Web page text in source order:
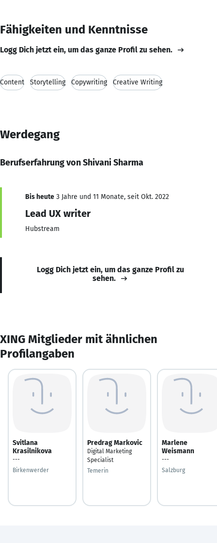
Fähigkeiten und Kenntnisse
Logg Dich jetzt ein, um das ganze Profil zu sehen.
Content Storytelling Copywriting Creative Writing
Werdegang
Berufserfahrung von Shivani Sharma
Bis heute 3 Jahre und 11 Monate, seit Okt. 2022
Lead UX writer
Hubstream
Logg Dich jetzt ein, um das ganze Profil zu
sehen.
XING Mitglieder mit ähnlichen
Profilangaben
Svitlana
Krasilnikova
---
Birkenwerder
Predrag Markovic
Digital Marketing
Specialist
Temerin
Marlene
Weismann
---
Salzburg